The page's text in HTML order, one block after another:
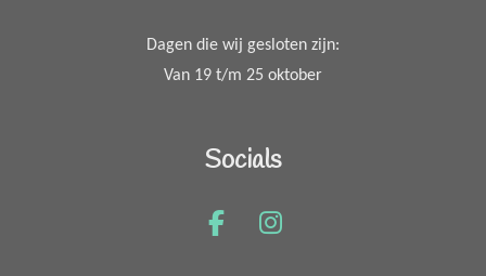
Dagen die wij gesloten zijn:
Van 19 t/m 25 oktober
Socials
F
I